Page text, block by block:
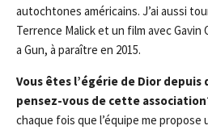
autochtones américains. J’ai aussi
Terrence Malick et un film avec Gavin
a Gun, à paraître en 2015.
Vous êtes l’égérie de Dior
pensez-vous de cette
chaque fois que l’équipe me propose